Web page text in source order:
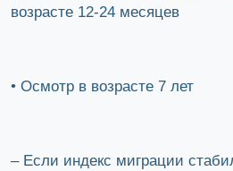
возрасте 12-24 месяцев
• Осмотр в возрасте 7 лет
– Если индекс миграции